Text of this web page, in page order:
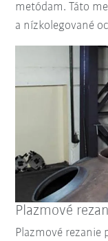
metódam. Táto
a nízkolegované
Plazmové
Plazmové rezanie